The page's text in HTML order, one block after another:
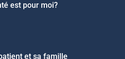
est pour moi?
et sa famille